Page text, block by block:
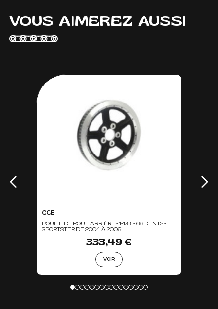
VOUS AIMEREZ AUSSI
CCE
POULIE DE ROUE ARRIÈRE - 1-1/8" - 68 DENTS -
SPORTSTER DE 2004 À 2006
333,49 €
VOIR